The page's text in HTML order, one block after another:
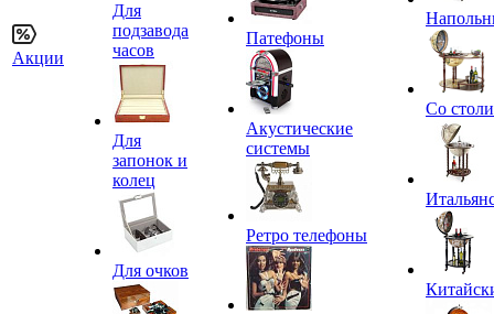
Акции
Для
подзавода
часов
Для
запонок и
колец
Для очков
Патефоны
Акустические
системы
Ретро телефоны
Со